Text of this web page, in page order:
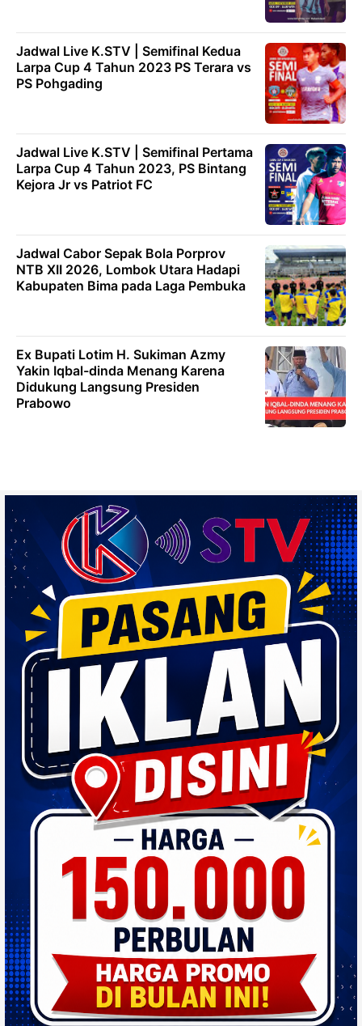
Jadwal Live K.STV | Semifinal Kedua
Larpa Cup 4 Tahun 2023 PS Terara vs
PS Pohgading
Jadwal Live K.STV | Semifinal Pertama
Larpa Cup 4 Tahun 2023, PS Bintang
Kejora Jr vs Patriot FC
Jadwal Cabor Sepak Bola Porprov
NTB XII 2026, Lombok Utara Hadapi
Kabupaten Bima pada Laga Pembuka
Ex Bupati Lotim H. Sukiman Azmy
Yakin Iqbal-dinda Menang Karena
Didukung Langsung Presiden
Prabowo